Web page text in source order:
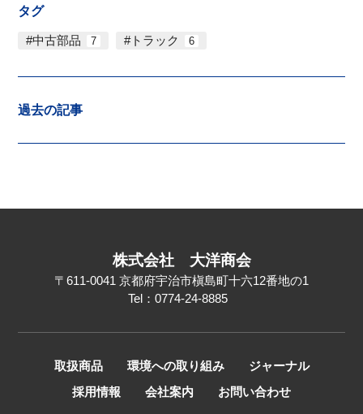
タグ
中古部品 7 トラック 6
過去の記事
株式会社 大洋商会
〒611-0041 京都府宇治市槇島町十六12番地の1
Tel：0774-24-8885
取扱商品 環境への取り組み
ジャーナル
採用情報
会社案内 お問い合わせ